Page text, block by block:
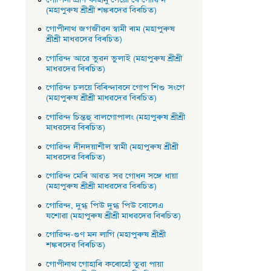
(মহাপুৰুষ শ্ৰীশ্ৰী শঙ্কৰদেৱ বিৰচিত)
গােপীনাথ জগজীৱন স্বামী ৰাম (মহাপুৰুষ
শ্ৰীশ্ৰী মাধৱদেৱ বিৰচিত)
গােৱিন্দ আৱে ভুৱন ভুলাই (মহাপুৰুষ শ্ৰীশ্ৰী
মাধৱদেৱ বিৰচিত)
গােৱিন্দ চলয়ে বিৰিন্দাবনে গােপ শিশু সংগে
(মহাপুৰুষ শ্ৰীশ্ৰী মাধৱদেৱ বিৰচিত)
গােৱিন্দ চিন্তহু বালগােপালং (মহাপুৰুষ শ্ৰীশ্ৰী
মাধৱদেৱ বিৰচিত)
গােৱিন্দ দীনদয়াশীল স্বামী (মহাপুৰুষ শ্ৰীশ্ৰী
মাধৱদেৱ বিৰচিত)
গােৱিন্দ মেৰি আৱত সৱ গােধন সঙ্গে ধায়া
(মহাপুৰুষ শ্ৰীশ্ৰী মাধৱদেৱ বিৰচিত)
গােৱিন্দ, দুগ্ধ পিউ দুগ্ধ পিউ বােলেএ
যশােৱা (মহাপুৰুষ শ্ৰীশ্ৰী মাধৱদেৱ বিৰচিত)
গােৱিন্দ-গুণ মন লাগি (মহাপুৰুষ শ্ৰীশ্ৰী
শঙ্কৰদেৱ বিৰচিত)
গােপীনাথ গােহাৰি কৰােহোঁ তুৱা পায়া